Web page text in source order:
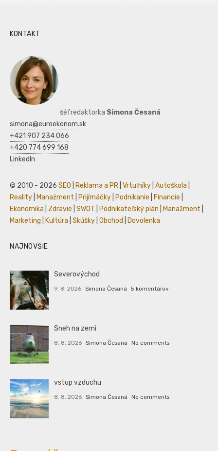
KONTAKT
šéfredaktorka Simona Česaná
simona@euroekonom.sk
+421 907 234 066
+420 774 699 168
LinkedIn
© 2010 - 2026 SEO Reklama a PR Vrtuľníky Autoškola
Reality
Manažment Prijímáčky Podnikanie Financie
Ekonomika
Zdravie SWOT Podnikateľský plán Manažment
Marketing
Kultúra Skúšky Obchod Dovolenka
NAJNOVŠIE
Severovýchod
9. 8. 2026 Simona Česaná 5 komentárov
Sneh na zemi
8. 8. 2026 Simona Česaná No comments
vstup vzduchu
8. 8. 2026 Simona Česaná No comments